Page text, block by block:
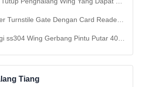
Gate Dengan Card Reader Mekanik Inframerah Anti Pinch
Gerbang Pintu Putar 40 Orang / Min Dukungan Kartu IC
Tiang